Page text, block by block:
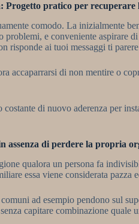
Progetto pratico per recuperare
comodo. La inizialmente
problemi, e conveniente aspirare
risponde ai tuoi messaggi ti
accaparrarsi di non mentire o
di nuovo aderenza per
assenza di perdere la propria
qualora un persona fa
essa viene considerata pazza
ad esempio pendono sul
capitare combinazione quale